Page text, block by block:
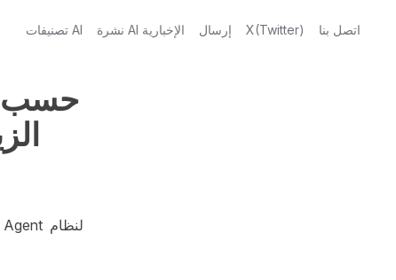
تصنيفات AI نشرة AI الإخبارية إرسال X(Twitter) اتصل بنا